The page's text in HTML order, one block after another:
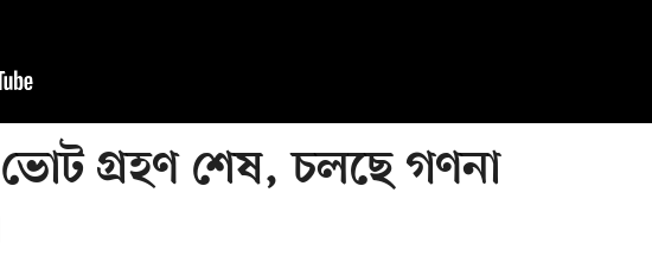
ভোট গ্রহণ শেষ, চলছে গণনা